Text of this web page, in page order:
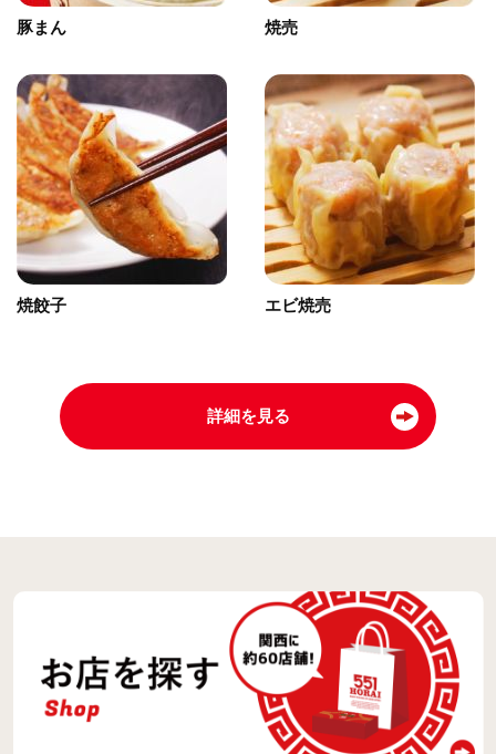
豚まん 焼売
焼餃子 エビ焼売
詳細を見る